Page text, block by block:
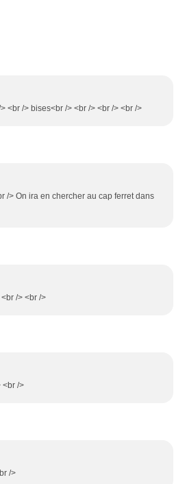
<br /> bises<br /> <br /> <br /> <br />
/> On ira en chercher au cap ferret dans
/> <br />
<br />
/>